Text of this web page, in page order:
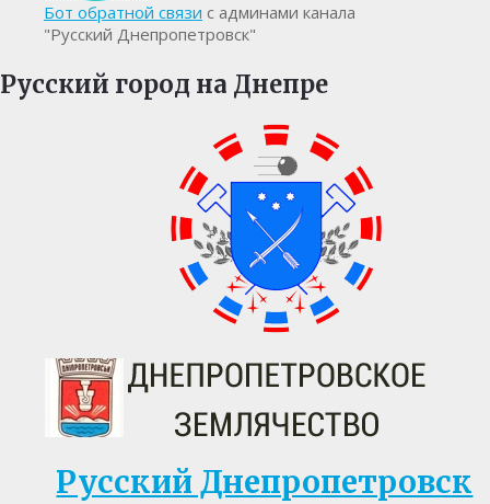
Бот обратной связи с админами канала
"Русский Днепропетровск"
Русский город на Днепре
Русский Днепропетровск